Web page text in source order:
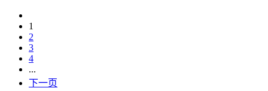
1
2
3
4
...
下一页